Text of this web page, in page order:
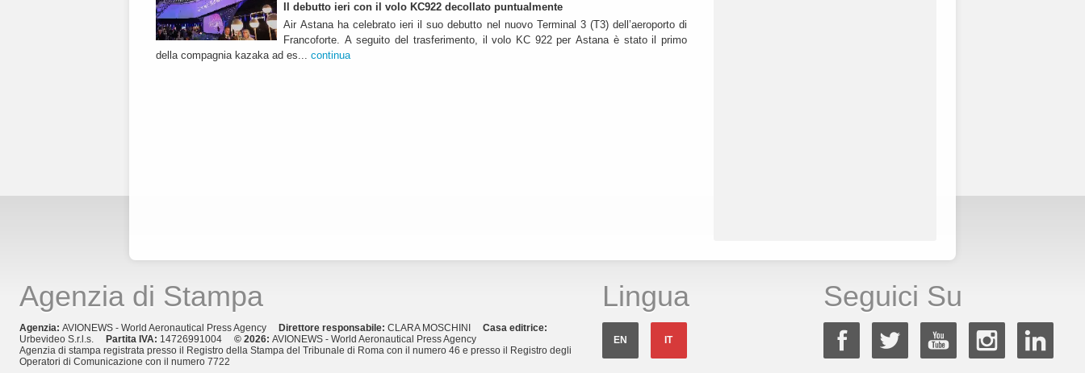
Il debutto ieri con il volo KC922 decollato puntualmente
Air Astana ha celebrato ieri il suo debutto nel nuovo Terminal 3 (T3) dell’aeroporto di
Francoforte. A seguito del trasferimento, il volo KC 922 per Astana è stato il primo
della compagnia kazaka ad es... continua
Agenzia di Stampa
Agenzia: AVIONEWS - World Aeronautical Press Agency Direttore responsabile: CLARA MOSCHINI Casa editrice:
Urbevideo S.r.l.s.
Partita IVA: 14726991004 © 2026: AVIONEWS - World Aeronautical Press Agency
Agenzia di stampa registrata presso il Registro della Stampa del Tribunale di Roma con il numero 46 e presso il Registro degli
Operatori di Comunicazione con il numero 7722
Lingua
EN IT
Seguici Su